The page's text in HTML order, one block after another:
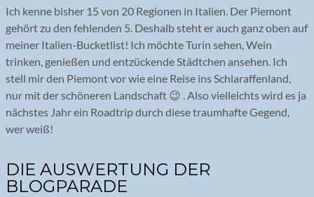
Ich kenne bisher 15 von 20 Regionen in Italien. Der Piemont
gehört zu den fehlenden 5. Deshalb steht er auch ganz oben auf
meiner Italien-Bucketlist! Ich möchte Turin sehen, Wein
trinken, genießen und entzückende Städtchen ansehen. Ich
stell mir den Piemont vor wie eine Reise ins Schlaraffenland,
nur mit der schöneren Landschaft 😉 . Also vielleichts wird es ja
nächstes Jahr ein Roadtrip durch diese traumhafte Gegend,
wer weiß!
DIE AUSWERTUNG DER
BLOGPARADE